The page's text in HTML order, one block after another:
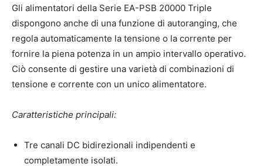
Gli alimentatori della Serie EA-PSB 20000 Triple
dispongono anche di una funzione di autoranging, che
regola automaticamente la tensione o la corrente per
fornire la piena potenza in un ampio intervallo operativo.
Ciò consente di gestire una varietà di combinazioni di
tensione e corrente con un unico alimentatore.
Caratteristiche principali:
Tre canali DC bidirezionali indipendenti e
completamente isolati.